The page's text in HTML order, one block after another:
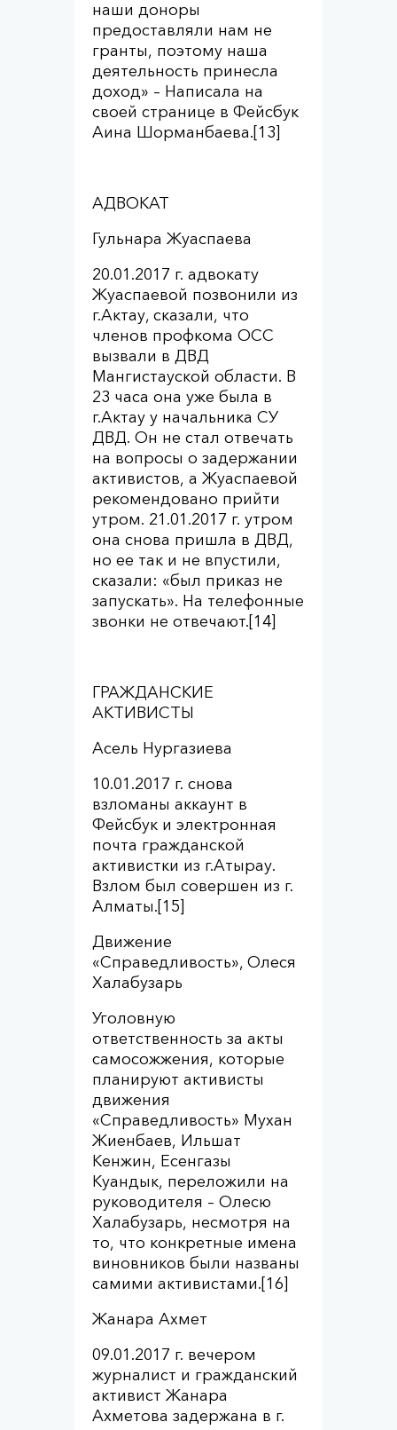
наши доноры
предоставляли нам не
гранты, поэтому наша
деятельность принесла
доход» – Написала на
своей странице в Фейсбук
Аина Шорманбаева.[13]
АДВОКАТ
Гульнара Жуаспаева
20.01.2017 г. адвокату
Жуаспаевой позвонили из
г.Актау, сказали, что
членов профкома ОСС
вызвали в ДВД
Мангистауской области. В
23 часа она уже была в
г.Актау у начальника СУ
ДВД. Он не стал отвечать
на вопросы о задержании
активистов, а Жуаспаевой
рекомендовано прийти
утром. 21.01.2017 г. утром
она снова пришла в ДВД,
но ее так и не впустили,
сказали: «был приказ не
запускать». На телефонные
звонки не отвечают.[14]
ГРАЖДАНСКИЕ
АКТИВИСТЫ
Асель Нургазиева
10.01.2017 г. снова
взломаны аккаунт в
Фейсбук и электронная
почта гражданской
активистки из г.Атырау.
Взлом был совершен из г.
Алматы.[15]
Движение
«Справедливость», Олеся
Халабузарь
Уголовную
ответственность за акты
самосожжения, которые
планируют активисты
движения
«Справедливость» Мухан
Жиенбаев, Ильшат
Кенжин, Есенгазы
Куандык, переложили на
руководителя – Олесю
Халабузарь, несмотря на
то, что конкретные имена
виновников были названы
самими активистами.[16]
Жанара Ахмет
09.01.2017 г. вечером
журналист и гражданский
активист Жанара
Ахметова задержана в г.